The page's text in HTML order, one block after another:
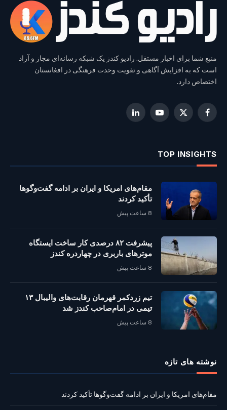
منبع شما برای اخبار مستقل. رادیو کندز یک شبکه رسانه‌ای مجاز و آزاد
است که به افزایش آگاهی و تقویت وحدت فرهنگی در افغانستان
اختصاص دارد.
Facebook
X
YouTube
LinkedIn
TOP INSIGHTS
مقام‌های امریکا و ایران بر ادامه گفت‌وگوها
تأکید کردند
8 ساعت پیش
پیشرفت ۸۲ درصدی کار ساخت ایستگاه
موترهای باربری در چهاردره کندز
8 ساعت پیش
تیم زردکمر قهرمان رقابت‌های والیبال ۱۳
تیمی در امام‌صاحب کندز شد
8 ساعت پیش
نوشته‌ های تازه
مقام‌های امریکا و ایران بر ادامه گفت‌وگوها تأکید کردند